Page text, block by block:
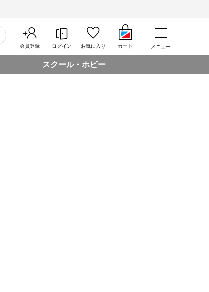
会員登録 ログイン お気に入り カート メニュー
スクール・ホビー